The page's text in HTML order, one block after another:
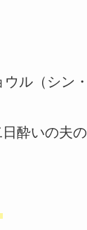
ル（シン・
酔いの夫の